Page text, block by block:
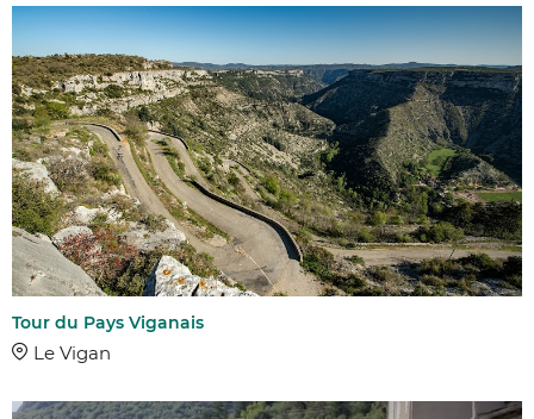
COMMUNES
Tour du Pays Viganais
Le Vigan